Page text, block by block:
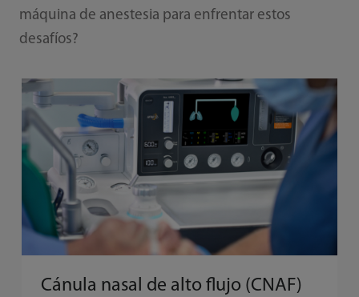
máquina de anestesia para enfrentar estos
desafíos?
Cánula nasal de alto flujo (CNAF)